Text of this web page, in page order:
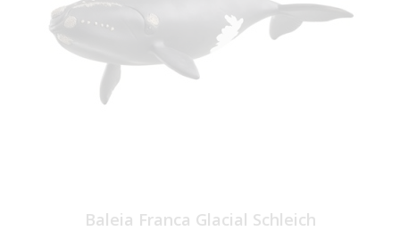
Baleia Franca Glacial Schleich